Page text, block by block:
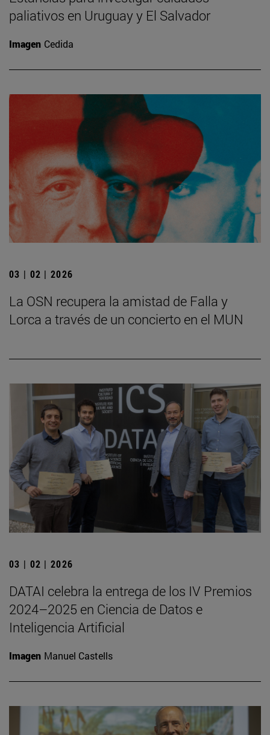
paliativos en Uruguay y El Salvador
Imagen Cedida
03 | 02 | 2026
La OSN recupera la amistad de Falla y
Lorca a través de un concierto en el MUN
03 | 02 | 2026
DATAI celebra la entrega de los IV Premios
2024–2025 en Ciencia de Datos e
Inteligencia Artificial
Imagen Manuel Castells